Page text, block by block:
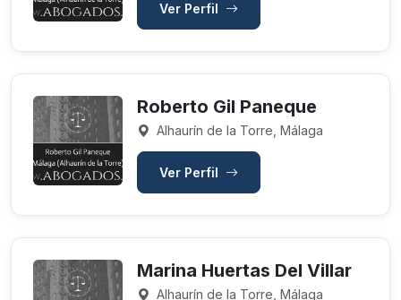
Ver Perfil
Roberto Gil Paneque
Alhaurín de la Torre, Málaga
Ver Perfil
Marina Huertas Del Villar
Alhaurín de la Torre, Málaga